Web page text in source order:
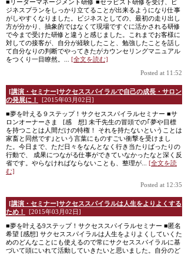
■リーダーマネージメント研修 ■セラピスト研修を受け、ビ
ジネスプランをしっかり立てることが出来るようになり仕事
がしやすくなりました。ビジネスとしての、最初の走り出し
方が分かり、抽象的ではなくて現場ですぐに活かされる研修
で今まで受けた研修と違うと感じました。これまでお客様に
対しての接客が、自分が経験したこと、勉強したことを話し
て自分なりの判断でやってきたがカウンセリングマニュアル
をつくり一目瞭然。... [全文を読む]
Posted at 11:52
[講演・セミナー]サクセススパイラルで自己の成長・サロン
の発展に！
[2015年03月02日]
■夢を叶える９ステップ！サクセススパイラルセミナー ■サ
ロンオーナーさま [感 想] 未千先生の冒頭での｢夢や目標
を持つことは人間だけの特権！ それを持たないということは
家畜と同然です｣という言葉にものすごい衝撃を受けまし
た。今日まで、ただ日々をなんとなく行き当たりばったりの
行動で、 成果につながる仕事ができていなかったなと深く反
省です。やらなければならないことも、整理が... [全文を読
む]
Posted at 12:35
[講演・セミナー]サクセススパイラルは人生をよりよくする
ため！
[2015年03月02日]
■夢を叶える9ステップ！サクセススパイラルセミナー ■匿名
希望 [感想] サクセススパイラルは人生をよりよくしていくた
めのどんなことにも使えるので常にサクセススパイラルに基
づいて頭にいれて活動していきたいと思いました。自分のど